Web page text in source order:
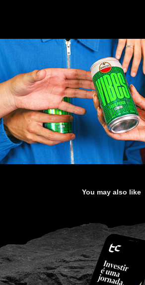
You may also like
TC – Branding